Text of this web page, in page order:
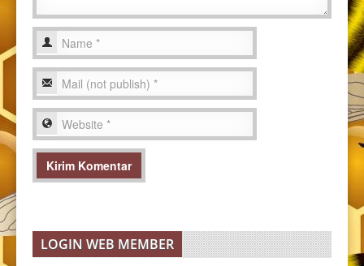
LOGIN WEB MEMBER